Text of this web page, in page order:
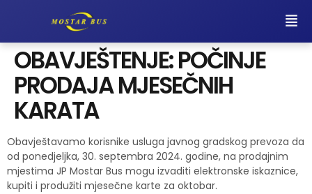
OBAVJEŠTENJE: POČINJE
PRODAJA MJESEČNIH
KARATA
Obavještavamo korisnike usluga javnog gradskog prevoza da
od ponedjeljka, 30. septembra 2024. godine, na prodajnim
mjestima JP Mostar Bus mogu izvaditi elektronske iskaznice,
kupiti i produžiti mjesečne karte za oktobar.